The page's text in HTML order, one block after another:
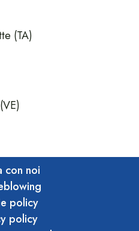
(TA)
con noi
policy
policy